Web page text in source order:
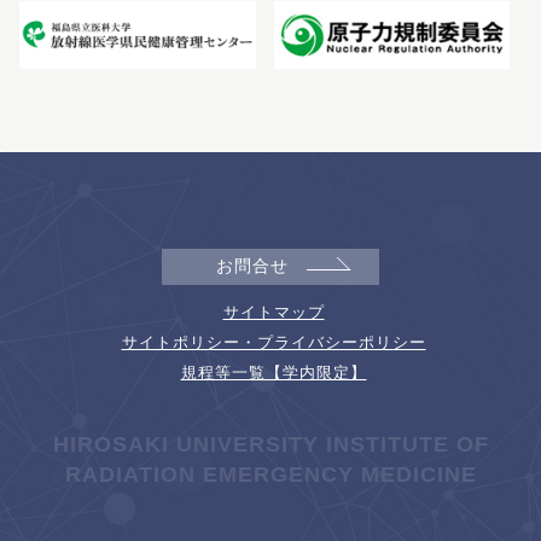
お問合せ
サイトマップ
サイトポリシー・プライバシーポリシー
規程等一覧【学内限定】
HIROSAKI UNIVERSITY INSTITUTE OF
RADIATION EMERGENCY MEDICINE